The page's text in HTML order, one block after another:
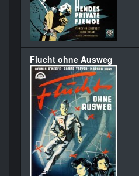
Flucht ohne Ausweg